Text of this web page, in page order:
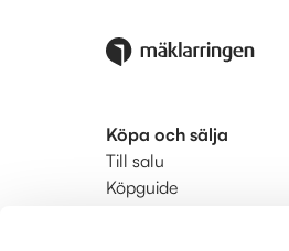
Köpa och sälja
Till salu
Köpguide